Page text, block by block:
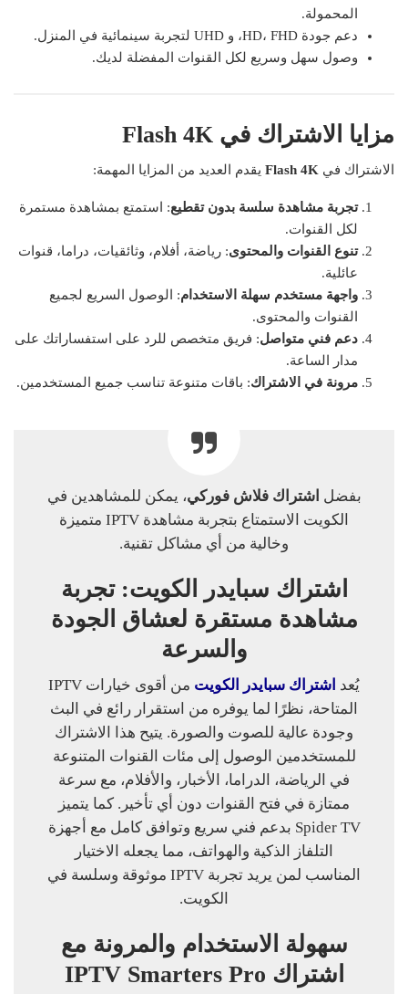
المحمولة.
دعم جودة HD، FHD، و UHD لتجربة سينمائية في المنزل.
وصول سهل وسريع لكل القنوات المفضلة لديك.
مزايا الاشتراك في Flash 4K
الاشتراك في Flash 4K يقدم العديد من المزايا المهمة:
تجربة مشاهدة سلسة بدون تقطيع: استمتع بمشاهدة مستمرة
لكل القنوات.
تنوع القنوات والمحتوى: رياضة، أفلام، وثائقيات، دراما، قنوات
عائلية.
واجهة مستخدم سهلة الاستخدام: الوصول السريع لجميع
القنوات والمحتوى.
دعم فني متواصل: فريق متخصص للرد على استفساراتك على
مدار الساعة.
مرونة في الاشتراك: باقات متنوعة تناسب جميع المستخدمين.
بفضل اشتراك فلاش فوركي، يمكن للمشاهدين في
الكويت الاستمتاع بتجربة مشاهدة IPTV متميزة
وخالية من أي مشاكل تقنية.
اشتراك سبايدر الكويت: تجربة
مشاهدة مستقرة لعشاق الجودة
والسرعة
يُعد اشتراك سبايدر الكويت
من أقوى خيارات IPTV
المتاحة، نظرًا لما يوفره من استقرار رائع في البث
وجودة عالية للصوت والصورة. يتيح هذا الاشتراك
للمستخدمين الوصول إلى مئات القنوات المتنوعة
في الرياضة، الدراما، الأخبار، والأفلام، مع سرعة
ممتازة في فتح القنوات دون أي تأخير. كما يتميز
Spider TV بدعم فني سريع وتوافق كامل مع أجهزة
التلفاز الذكية والهواتف، مما يجعله الاختيار
المناسب لمن يريد تجربة IPTV موثوقة وسلسة في
الكويت.
سهولة الاستخدام والمرونة مع
اشتراك IPTV Smarters Pro